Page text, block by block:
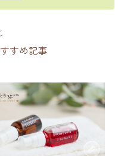
すめ記事